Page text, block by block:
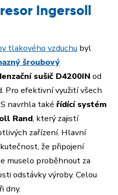
Ingersoll
tlakového vzduchu byl
šroubový
sušič D4200IN od
Pro efektivní využití všech
navrhla také řídící systém
Rand, který zajistí
zařízení. Hlavní
že připojení
muselo proběhnout za
odstávky výroby. Celou
dny.